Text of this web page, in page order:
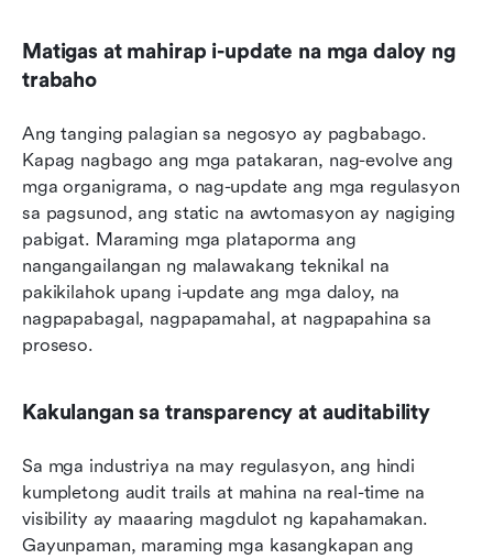
Matigas at mahirap i-update na mga daloy ng
trabaho
Ang tanging palagian sa negosyo ay pagbabago.
Kapag nagbago ang mga patakaran, nag-evolve ang
mga organigrama, o nag-update ang mga regulasyon
sa pagsunod, ang static na awtomasyon ay nagiging
pabigat. Maraming mga plataporma ang
nangangailangan ng malawakang teknikal na
pakikilahok upang i-update ang mga daloy, na
nagpapabagal, nagpapamahal, at nagpapahina sa
proseso.
Kakulangan sa transparency at auditability
Sa mga industriya na may regulasyon, ang hindi
kumpletong audit trails at mahina na real-time na
visibility ay maaaring magdulot ng kapahamakan.
Gayunpaman, maraming mga kasangkapan ang